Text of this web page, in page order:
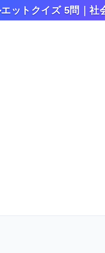
ットクイズ 5問｜